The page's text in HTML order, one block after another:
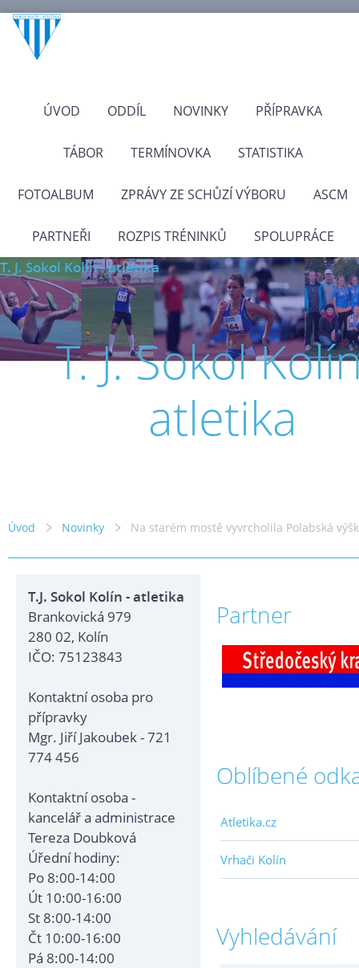
ÚVOD ODDÍL NOVINKY PŘÍPRAVKA
TÁBOR TERMÍNOVKA STATISTIKA
FOTOALBUM ZPRÁVY ZE SCHŮZÍ VÝBORU ASCM
PARTNEŘI ROZPIS TRÉNINKŮ SPOLUPRÁCE
T. J. Sokol Kolín - atletika
T. J. Sokol
atletika
Úvod Novinky Na starém mostě vyvrcholila Polabská
T.J. Sokol Kolín - atletika
Brankovická 979
280 02, Kolín
IČO: 75123843
Kontaktní osoba pro
přípravky
Mgr. Jiří Jakoubek - 721
774 456
Kontaktní osoba -
kancelář a administrace
Tereza Doubková
Úřední hodiny:
Po 8:00-14:00
Út 10:00-16:00
St 8:00-14:00
Čt 10:00-16:00
Pá 8:00-14:00
Partner
Oblíbené
Atletika.cz
Vrhači Kolín
Vyhledávání